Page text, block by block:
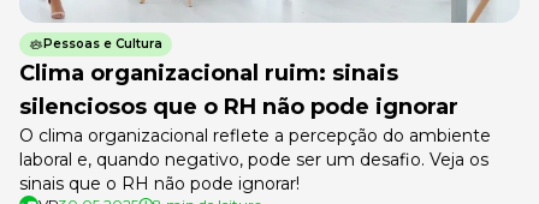
Pessoas e Cultura
Clima organizacional ruim: sinais
silenciosos que o RH não pode ignorar
O clima organizacional reflete a percepção do ambiente
laboral e, quando negativo, pode ser um desafio. Veja os
sinais que o RH não pode ignorar!